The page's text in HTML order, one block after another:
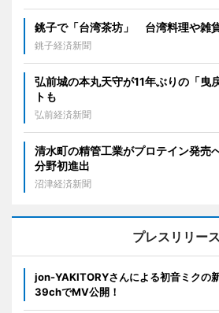
銚子で「台湾茶坊」 台湾料理や雑
銚子経済新聞
弘前城の本丸天守が11年ぶりの「
トも
弘前経済新聞
清水町の精管工業がプロテイン発売
分野初進出
沼津経済新聞
プレスリリース
jon-YAKITORYさんによる初音ミクの
39chでMV公開！